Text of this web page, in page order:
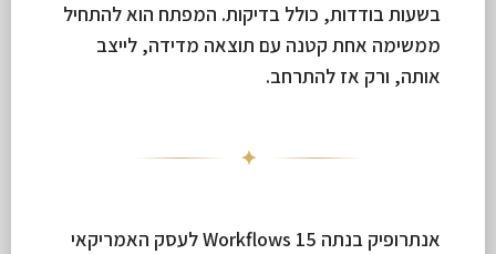
בשעות בודדות, כולל בדיקות. המפתח הוא להתחיל
ממשימה אחת קטנה עם תוצאה מדידה, לייצב
אותה, ורק אז להתרחב.
✦
אנתרופיק בנתה 15 Workflows לעסק האמריקאי